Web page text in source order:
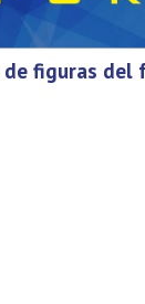
figuras del